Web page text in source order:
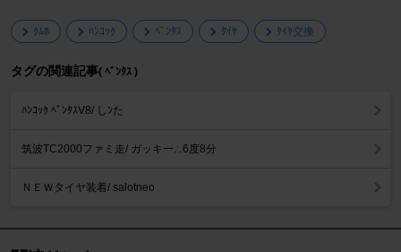
ｸﾑﾎ ﾊﾝｺｯｸ ﾍﾞﾝﾀｽ ﾀｲﾔ ﾀｲﾔ交換
タグの関連記事( ﾍﾞﾝﾀｽ )
ﾊﾝｺｯｸ ﾍﾞﾝﾀｽV8/ しﾝた
筑波TC2000ファミ走/ ガッキー∴6度8分
ＮＥＷタイヤ装着/ salotneo